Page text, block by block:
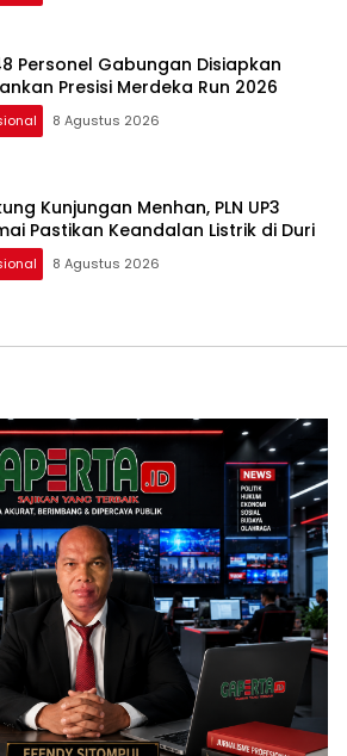
Personel Gabungan Disiapkan
Presisi Merdeka Run 2026
8 Agustus 2026
Kunjungan Menhan, PLN UP3
Pastikan Keandalan Listrik di Duri
8 Agustus 2026